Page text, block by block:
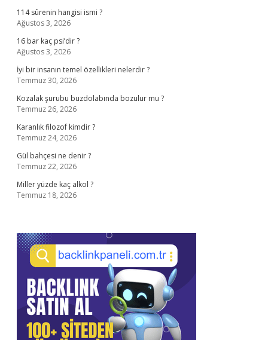
114 sûrenin hangisi ismi ?
Ağustos 3, 2026
16 bar kaç psi’dir ?
Ağustos 3, 2026
İyi bir insanın temel özellikleri nelerdir ?
Temmuz 30, 2026
Kozalak şurubu buzdolabında bozulur mu ?
Temmuz 26, 2026
Karanlık filozof kimdir ?
Temmuz 24, 2026
Gül bahçesi ne denir ?
Temmuz 22, 2026
Miller yüzde kaç alkol ?
Temmuz 18, 2026